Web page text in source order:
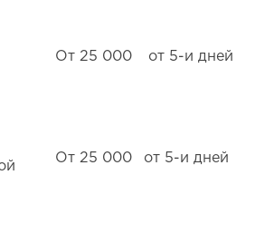
От 25 000 от 5-и дней
От 25 000 от 5-и дней